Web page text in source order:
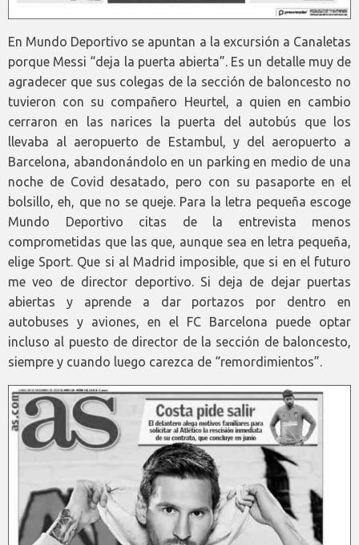
En Mundo Deportivo se apuntan a la excursión a Canaletas
porque Messi “deja la puerta abierta”. Es un detalle muy de
agradecer que sus colegas de la sección de baloncesto no
tuvieron con su compañero Heurtel, a quien en cambio
cerraron en las narices la puerta del autobús que los
llevaba al aeropuerto de Estambul, y del aeropuerto a
Barcelona, abandonándolo en un parking en medio de una
noche de Covid desatado, pero con su pasaporte en el
bolsillo, eh, que no se queje. Para la letra pequeña escoge
Mundo Deportivo citas de la entrevista menos
comprometidas que las que, aunque sea en letra pequeña,
elige Sport. Que si al Madrid imposible, que si en el futuro
me veo de director deportivo. Si deja de dejar puertas
abiertas y aprende a dar portazos por dentro en
autobuses y aviones, en el FC Barcelona puede optar
incluso al puesto de director de la sección de baloncesto,
siempre y cuando luego carezca de “remordimientos”.